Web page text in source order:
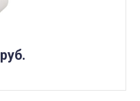
руб.